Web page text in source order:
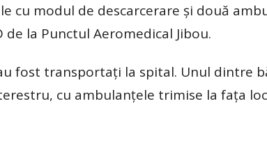
cu modul de descarcerare și două
la Punctul Aeromedical Jibou.
fost transportați la spital. Unul dintre
cu ambulanțele trimise la fața